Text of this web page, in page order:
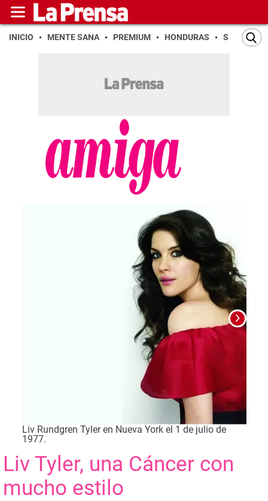
INICIO MENTE SANA PREMIUM HONDURAS SAN PEDRO
Liv Rundgren Tyler en Nueva York el 1 de julio de
1977.
Liv Tyler, una Cáncer con
mucho estilo